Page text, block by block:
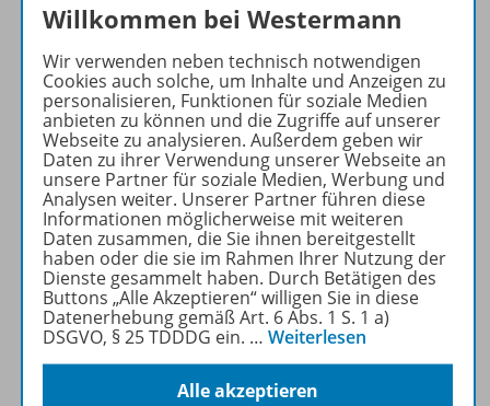
Produktinformationen
Beschreibung
Inhalte
Zugehörige Produkte
Ergänzende Materialien
Willkommen bei Westermann
Wir verwenden neben technisch notwendigen
Cookies auch solche, um Inhalte und Anzeigen zu
personalisieren, Funktionen für soziale Medien
anbieten zu können und die Zugriffe auf unserer
Webseite zu analysieren. Außerdem geben wir
Daten zu ihrer Verwendung unserer Webseite an
unsere Partner für soziale Medien, Werbung und
Analysen weiter. Unserer Partner führen diese
Informationen möglicherweise mit weiteren
Daten zusammen, die Sie ihnen bereitgestellt
haben oder die sie im Rahmen Ihrer Nutzung der
Dienste gesammelt haben. Durch Betätigen des
Buttons „Alle Akzeptieren“ willigen Sie in diese
Datenerhebung gemäß Art. 6 Abs. 1 S. 1 a)
DSGVO, § 25 TDDDG ein. … Weiterlesen
Alle akzeptieren